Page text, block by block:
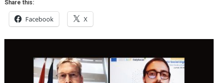
Share this:
Facebook X